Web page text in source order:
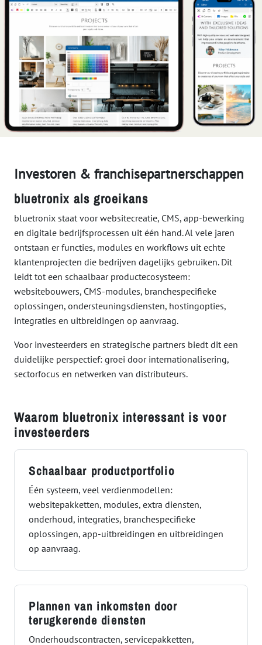
Investoren & franchisepartnerschappen
bluetronix als groeikans
bluetronix staat voor websitecreatie, CMS, app-bewerking
en digitale bedrijfsprocessen uit één hand. Al vele jaren
ontstaan er functies, modules en workflows uit echte
klantenprojecten die bedrijven dagelijks gebruiken. Dit
leidt tot een schaalbaar productecosysteem:
websitebouwers, CMS-modules, branchespecifieke
oplossingen, ondersteuningsdiensten, hostingopties,
integraties en uitbreidingen op aanvraag.
Voor investeerders en strategische partners biedt dit een
duidelijke perspectief: groei door internationalisering,
sectorfocus en netwerken van distributeurs.
Waarom bluetronix interessant is voor
investeerders
Schaalbaar productportfolio
Één systeem, veel verdienmodellen:
websitepakketten, modules, extra diensten,
onderhoud, integraties, branchespecifieke
oplossingen, app-uitbreidingen en uitbreidingen
op aanvraag.
Plannen van inkomsten door
terugkerende diensten
Onderhoudscontracten, servicepakketten,